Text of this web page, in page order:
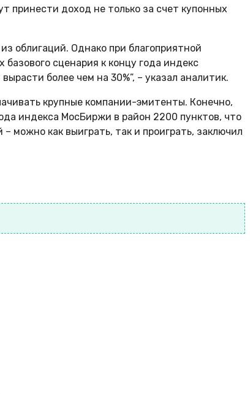
принести доход не только за счет купонных
облигаций. Однако при благоприятной
сценария к концу года индекс
более чем на 30%”, – указал аналитик.
крупные компании-эмитенты. Конечно,
индекса МосБиржи в район 2200 пунктов, что
можно как выиграть, так и проиграть, заключил